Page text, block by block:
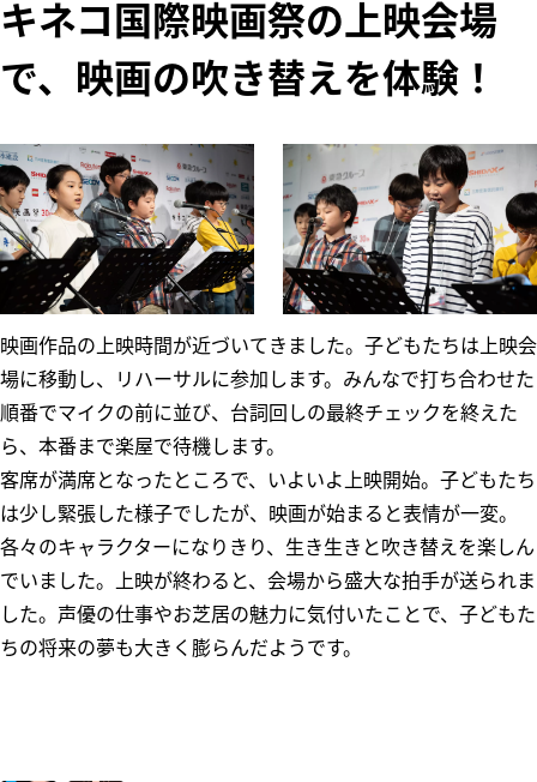
キネコ国際映画祭の上映会場
で、映画の吹き替えを体験！
映画作品の上映時間が近づいてきました。子どもたちは上映会
場に移動し、リハーサルに参加します。みんなで打ち合わせた
順番でマイクの前に並び、台詞回しの最終チェックを終えた
ら、本番まで楽屋で待機します。
客席が満席となったところで、いよいよ上映開始。子どもたち
は少し緊張した様子でしたが、映画が始まると表情が一変。
各々のキャラクターになりきり、生き生きと吹き替えを楽しん
でいました。上映が終わると、会場から盛大な拍手が送られま
した。声優の仕事やお芝居の魅力に気付いたことで、子どもた
ちの将来の夢も大きく膨らんだようです。